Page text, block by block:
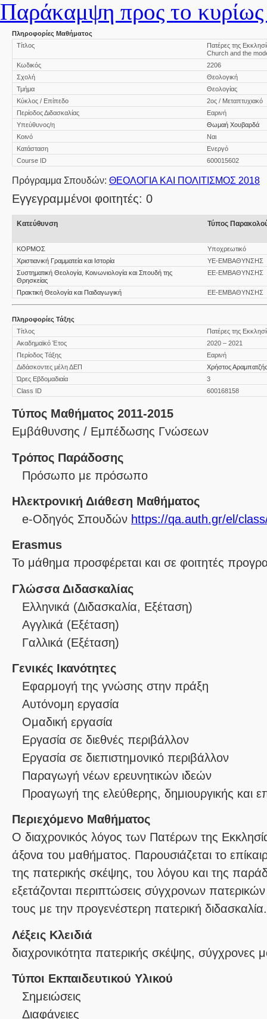
Παράκαμψη προς το κυρίως
Πληροφορίες Μαθήματος
Τίτλος
Πατέρες της
Church and the
Κωδικός
2206
Σχολή
Θεολογική
Τμήμα
Θεολογίας
Κύκλος / Επίπεδο
2ος / Μεταπτυχιακό
Περίοδος Διδασκαλίας
Εαρινή
Υπεύθυνος/η
Θωμαή Χουβαρδά
Κοινό
Ναι
Κατάσταση
Ενεργό
Course ID
600015602
Πρόγραμμα Σπουδών: ΘΕΟΛΟΓΙΑ ΚΑΙ ΠΟΛΙΤΙΣΜΟΣ 2018
Εγγεγραμμένοι φοιτητές: 0
Κατεύθυνση Τύπος
ΚΟΡΜΟΣ
Υποχρεωτικό
Χριστιανική Γραμματεία και Ιστορία
ΥΕ-ΕΜΒΑΘΥΝΣΗΣ
Συστηματική Θεολογία, Κοινωνιολογία και Σπουδή της
Θρησκείας
ΕΕ-ΕΜΒΑΘΥΝΣΗΣ
Πρακτική Θεολογία και Παιδαγωγική ΕΕ-ΕΜΒΑΘΥΝΣΗΣ
Πληροφορίες Τάξης
Τίτλος
Πατέρες της
Ακαδημαϊκό Έτος
2020 – 2021
Περίοδος Τάξης
Εαρινή
Διδάσκοντες μέλη ΔΕΠ
Χρήστος Αραμπατζής
Ώρες Εβδομαδιαία
3
Class ID
600168158
Τύπος Μαθήματος 2011-2015
Εμβάθυνσης / Εμπέδωσης Γνώσεων
Τρόπος Παράδοσης
Πρόσωπο με πρόσωπο
Ηλεκτρονική Διάθεση Μαθήματος
e-Οδηγός Σπουδών https://qa.auth.gr/el/
Erasmus
Το μάθημα προσφέρεται και σε φοιτητές
Γλώσσα Διδασκαλίας
Ελληνικά (Διδασκαλία, Εξέταση)
Αγγλικά (Εξέταση)
Γαλλικά (Εξέταση)
Γενικές Ικανότητες
Εφαρμογή της γνώσης στην πράξη
Αυτόνομη εργασία
Ομαδική εργασία
Εργασία σε διεθνές περιβάλλον
Εργασία σε διεπιστημονικό περιβάλλον
Παραγωγή νέων ερευνητικών ιδεών
Προαγωγή της ελεύθερης, δημιουργικής και
Περιεχόμενο Μαθήματος
Ο διαχρονικός λόγος των Πατέρων της
άξονα του μαθήματος. Παρουσιάζεται το
της πατερικής σκέψης, του λόγου και της
εξετάζονται περιπτώσεις σύγχρονων
τους με την προγενέστερη πατερική διδασκαλία.
Λέξεις Κλειδιά
διαχρονικότητα πατερικής σκέψης, σύγχρονες
Τύποι Εκπαιδευτικού Υλικού
Σημειώσεις
Διαφάνειες